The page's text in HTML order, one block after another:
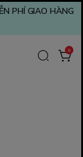
PHÍ GIAO HÀNG
0